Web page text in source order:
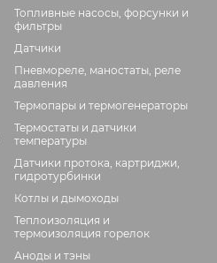
Топливные насосы, форсунки и
фильтры
Датчики
Пневмореле, маностаты, реле
давления
Термопары и термогенераторы
Термостаты и датчики
температуры
Датчики протока, картриджи,
гидротурбинки
Котлы и дымоходы
Теплоизоляция и
термоизоляция горелок
Аноды и тэны